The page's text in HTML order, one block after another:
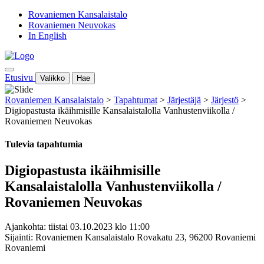
Rovaniemen Kansalaistalo
Rovaniemen Neuvokas
In English
Etusivu Valikko Hae
Rovaniemen Kansalaistalo > Tapahtumat > Järjestäjä > Järjestö >
Digiopastusta ikäihmisille Kansalaistalolla Vanhustenviikolla /
Rovaniemen Neuvokas
Tulevia tapahtumia
Digiopastusta ikäihmisille
Kansalaistalolla Vanhustenviikolla /
Rovaniemen Neuvokas
Ajankohta: tiistai 03.10.2023 klo 11:00
Sijainti: Rovaniemen Kansalaistalo Rovakatu 23, 96200 Rovaniemi
Rovaniemi